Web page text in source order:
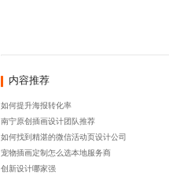
内容推荐
如何提升海报转化率
南宁原创插画设计团队推荐
如何找到精湛的微信活动页设计公司
宠物插画定制怎么选本地服务商
创新设计哪家强